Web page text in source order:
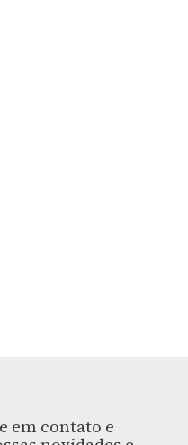
em contato e